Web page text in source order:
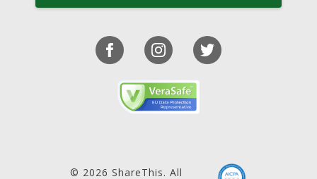
© 2026 ShareThis. All